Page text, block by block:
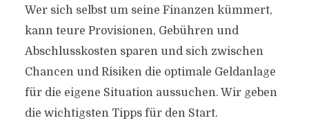
Wer sich selbst um seine Finanzen kümmert,
kann teure Provisionen, Gebühren und
Abschlusskosten sparen und sich zwischen
Chancen und Risiken die optimale Geldanlage
für die eigene Situation aussuchen. Wir geben
die wichtigsten Tipps für den Start.